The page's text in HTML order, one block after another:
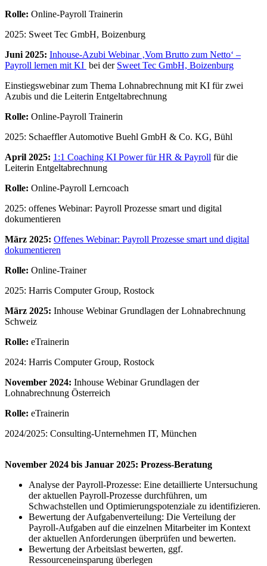
Rolle: Online-Payroll Trainerin
2025: Sweet Tec GmbH, Boizenburg
Juni 2025: Inhouse-Azubi Webinar ‚Vom Brutto zum Netto‘ –
Payroll lernen mit KI bei der Sweet Tec GmbH, Boizenburg
Einstiegswebinar zum Thema Lohnabrechnung mit KI für zwei
Azubis und die Leiterin Entgeltabrechnung
Rolle: Online-Payroll Trainerin
2025: Schaeffler Automotive Buehl GmbH & Co. KG, Bühl
April 2025: 1:1 Coaching KI Power für HR & Payroll für die
Leiterin Entgeltabrechnung
Rolle: Online-Payroll Lerncoach
2025: offenes Webinar: Payroll Prozesse smart und digital
dokumentieren
März 2025: Offenes Webinar: Payroll Prozesse smart und digital
dokumentieren
Rolle: Online-Trainer
2025: Harris Computer Group, Rostock
März 2025: Inhouse Webinar Grundlagen der Lohnabrechnung
Schweiz
Rolle: eTrainerin
2024: Harris Computer Group, Rostock
November 2024: Inhouse Webinar Grundlagen der
Lohnabrechnung Österreich
Rolle: eTrainerin
2024/2025: Consulting-Unternehmen IT, München
November 2024 bis Januar 2025: Prozess-Beratung
Analyse der Payroll-Prozesse: Eine detaillierte Untersuchung
der aktuellen Payroll-Prozesse durchführen, um
Schwachstellen und Optimierungspotenziale zu identifizieren.
Bewertung der Aufgabenverteilung: Die Verteilung der
Payroll-Aufgaben auf die einzelnen Mitarbeiter im Kontext
der aktuellen Anforderungen überprüfen und bewerten.
Bewertung der Arbeitslast bewerten, ggf.
Ressourceneinsparung überlegen